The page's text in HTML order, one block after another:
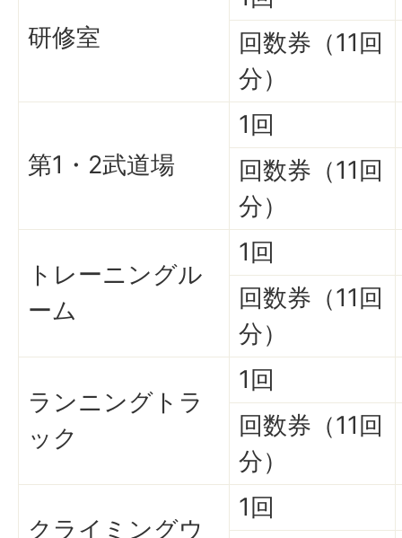
研修室
回数券（11回
分）
第1・2武道場
1回
回数券（11回
分）
トレーニングル
ーム
1回
回数券（11回
分）
ランニングトラ
ック
1回
回数券（11回
分）
クライミングウ
1回